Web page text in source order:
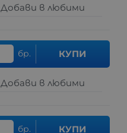
Добави в любими
бр. КУПИ
Добави в любими
бр. КУПИ